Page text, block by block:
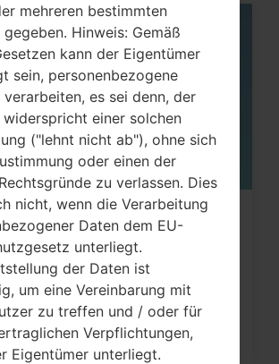
man die
durch Code au
mehreren bestimmten
Hinweis: Gemäß
kann der Eigentümer
sein, personenbezogene
verarbeiten, es sei denn, der
widerspricht einer solchen
("lehnt nicht ab"), ohne sich
oder einen der
zu verlassen. Dies
nicht, wenn die Verarbeitung
Daten dem EU-
unterliegt.
der Daten ist
um eine Vereinbarung mit
zu treffen und / oder für
Verpflichtungen,
Eigentümer unterliegt.